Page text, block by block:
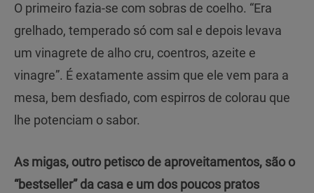
O primeiro fazia-se com sobras de coelho. “Era
grelhado, temperado só com sal e depois levava
um vinagrete de alho cru, coentros, azeite e
vinagre”. É exatamente assim que ele vem para a
mesa, bem desfiado, com espirros de colorau que
lhe potenciam o sabor.
As migas, outro petisco de aproveitamentos, são o
“bestseller” da casa e um dos poucos pratos